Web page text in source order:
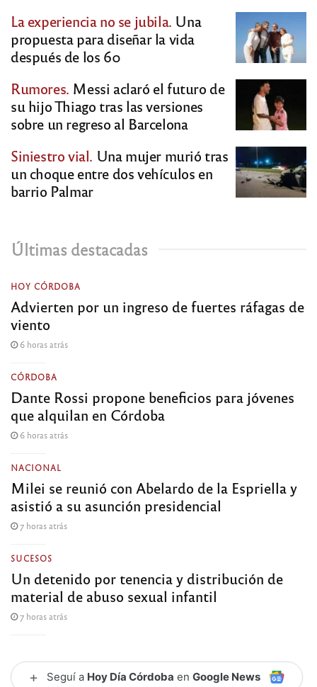
La experiencia no se jubila. Una
propuesta para diseñar la vida
después de los 60
Rumores. Messi aclaró el futuro de
su hijo Thiago tras las versiones
sobre un regreso al Barcelona
Siniestro vial. Una mujer murió tras
un choque entre dos vehículos en
barrio Palmar
Últimas destacadas
HOY CÓRDOBA
Advierten por un ingreso de fuertes ráfagas de
viento
6 horas atrás
CÓRDOBA
Dante Rossi propone beneficios para jóvenes
que alquilan en Córdoba
6 horas atrás
NACIONAL
Milei se reunió con Abelardo de la Espriella y
asistió a su asunción presidencial
7 horas atrás
SUCESOS
Un detenido por tenencia y distribución de
material de abuso sexual infantil
7 horas atrás
+ Seguí a Hoy Día Córdoba en Google News